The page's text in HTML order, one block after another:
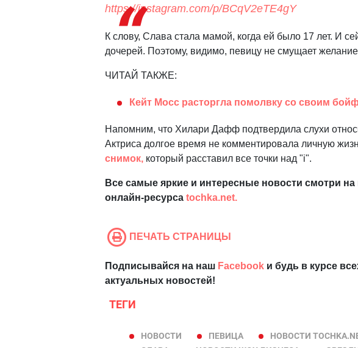
https://instagram.com/p/BCqV2eTE4gY
К слову, Слава стала мамой, когда ей было 17 лет. И
дочерей. Поэтому, видимо, певицу не смущает
ЧИТАЙ ТАКЖЕ:
Кейт Мосс расторгла помолвку со своим
Напомним, что Хилари Дафф подтвердила слухи
Актриса долгое время не комментировала личную
снимок, который расставил все точки над "і".
Все самые яркие и интересные новости смотри на
онлайн-ресурса tochka.net.
ПЕЧАТЬ СТРАНИЦЫ
Подписывайся на наш Facebook и будь в курсе
актуальных новостей!
ТЕГИ
НОВОСТИ ПЕВИЦА НОВОСТИ